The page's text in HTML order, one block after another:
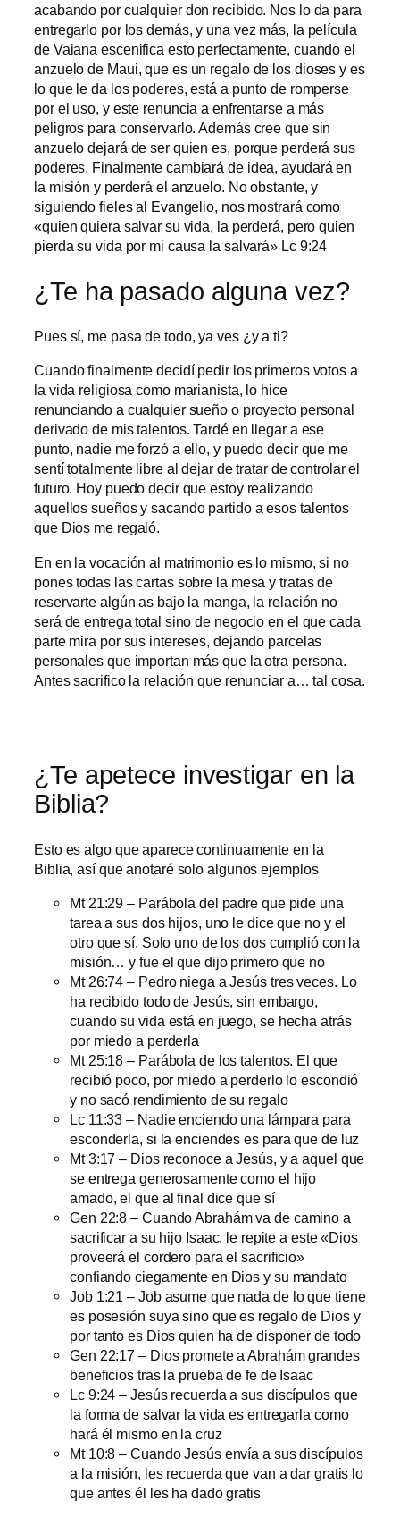
acabando por cualquier don recibido. Nos lo da para
entregarlo por los demás, y una vez más, la película
de Vaiana escenifica esto perfectamente, cuando el
anzuelo de Maui, que es un regalo de los dioses y es
lo que le da los poderes, está a punto de romperse
por el uso, y este renuncia a enfrentarse a más
peligros para conservarlo. Además cree que sin
anzuelo dejará de ser quien es, porque perderá sus
poderes. Finalmente cambiará de idea, ayudará en
la misión y perderá el anzuelo. No obstante, y
siguiendo fieles al Evangelio, nos mostrará como
«quien quiera salvar su vida, la perderá, pero quien
pierda su vida por mi causa la salvará» Lc 9:24
¿Te ha pasado alguna vez?
Pues sí, me pasa de todo, ya ves ¿y a ti?
Cuando finalmente decidí pedir los primeros votos a
la vida religiosa como marianista, lo hice
renunciando a cualquier sueño o proyecto personal
derivado de mis talentos. Tardé en llegar a ese
punto, nadie me forzó a ello, y puedo decir que me
sentí totalmente libre al dejar de tratar de controlar el
futuro. Hoy puedo decir que estoy realizando
aquellos sueños y sacando partido a esos talentos
que Dios me regaló.
En en la vocación al matrimonio es lo mismo, si no
pones todas las cartas sobre la mesa y tratas de
reservarte algún as bajo la manga, la relación no
será de entrega total sino de negocio en el que cada
parte mira por sus intereses, dejando parcelas
personales que importan más que la otra persona.
Antes sacrifico la relación que renunciar a… tal cosa.
¿Te apetece investigar en la
Biblia?
Esto es algo que aparece continuamente en la
Biblia, así que anotaré solo algunos ejemplos
Mt 21:29 – Parábola del padre que pide una
tarea a sus dos hijos, uno le dice que no y el
otro que sí. Solo uno de los dos cumplió con la
misión… y fue el que dijo primero que no
Mt 26:74 – Pedro niega a Jesús tres veces. Lo
ha recibido todo de Jesús, sin embargo,
cuando su vida está en juego, se hecha atrás
por miedo a perderla
Mt 25:18 – Parábola de los talentos. El que
recibió poco, por miedo a perderlo lo escondió
y no sacó rendimiento de su regalo
Lc 11:33 – Nadie enciendo una lámpara para
esconderla, si la enciendes es para que de luz
Mt 3:17 – Dios reconoce a Jesús, y a aquel que
se entrega generosamente como el hijo
amado, el que al final dice que sí
Gen 22:8 – Cuando Abrahám va de camino a
sacrificar a su hijo Isaac, le repite a este «Dios
proveerá el cordero para el sacrificio»
confiando ciegamente en Dios y su mandato
Job 1:21 – Job asume que nada de lo que tiene
es posesión suya sino que es regalo de Dios y
por tanto es Dios quien ha de disponer de todo
Gen 22:17 – Dios promete a Abrahám grandes
beneficios tras la prueba de fe de Isaac
Lc 9:24 – Jesús recuerda a sus discípulos que
la forma de salvar la vida es entregarla como
hará él mismo en la cruz
Mt 10:8 – Cuando Jesús envía a sus discípulos
a la misión, les recuerda que van a dar gratis lo
que antes él les ha dado gratis